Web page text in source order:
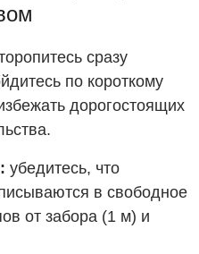
сразу
по короткому
дорогостоящих
убедитесь, что
в свободное
от забора (1 м) и